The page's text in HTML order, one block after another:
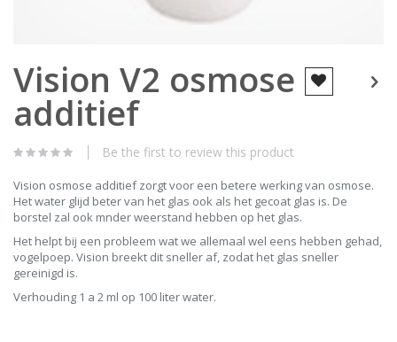
to
the
beginning
of
the
images
Vision V2 osmose
additief
Be the first to review this product
Vision osmose additief zorgt voor een betere werking van osmose.
Het water glijd beter van het glas ook als het gecoat glas is. De
borstel zal ook mnder weerstand hebben op het glas.
Het helpt bij een probleem wat we allemaal wel eens hebben gehad,
vogelpoep. Vision breekt dit sneller af, zodat het glas sneller
gereinigd is.
Verhouding 1 a 2 ml op 100 liter water.